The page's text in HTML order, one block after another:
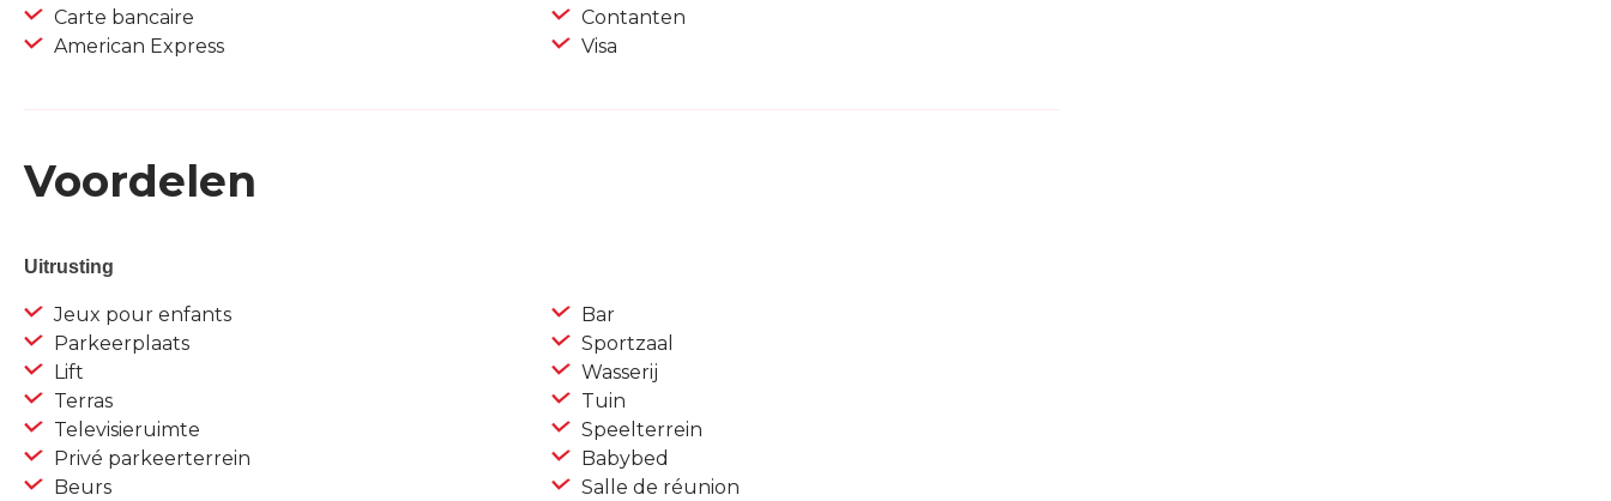
Carte bancaire
American Express
Contanten
Visa
Voordelen
Uitrusting
Jeux pour enfants
Parkeerplaats
Lift
Terras
Televisieruimte
Privé parkeerterrein
Beurs
Bar
Sportzaal
Wasserij
Tuin
Speelterrein
Babybed
Salle de réunion